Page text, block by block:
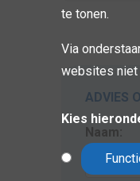
ADVIES
Naam:
te tonen.
Via
websites niet
Kies